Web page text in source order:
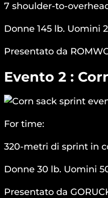
7 shoulder-to-
Donne 145 lb. Uomini
Presentato da
Evento 2 :
For time:
320-metri di sprint in
Donne 30 lb. Uomini
Presentato da